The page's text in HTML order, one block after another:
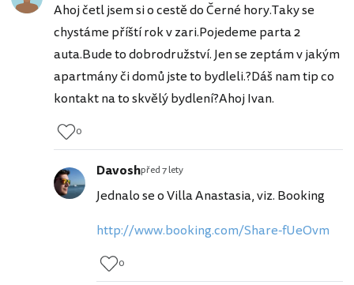
Ahoj četl jsem si o cestě do Černé hory.Taky se
chystáme příští rok v zari.Pojedeme parta 2
auta.Bude to dobrodružství. Jen se zeptám v jakým
apartmány či domů jste to bydleli.?Dáš nam tip co
kontakt na to skvělý bydlení?Ahoj Ivan.
0
Davoshpřed 7 lety
Jednalo se o Villa Anastasia, viz. Booking
http://www.booking.com/Share-fUeOvm
0